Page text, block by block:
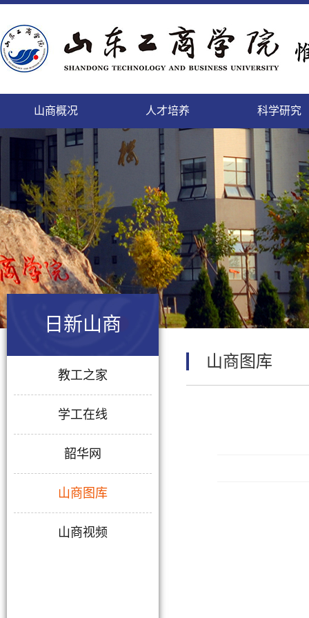
山商概况
精神文明的校园，培养人才的学园
个性发展的乐园，陶冶情操的花园
山商
人才培养
致天下之治者在人才
师者，教之以事而喻诸德
本科生
科学研究
科学研究的进展及其日益扩
充的领域将唤起我们的希望
科研
登高而望远，临海而心阔
依山傍海的她，美景如画，恰如你的风华
正茂
本科生
缓缓西风来，渐渐东风暖
携手赢天下，同创新未来
国内
勤于道义,刚健而日新
这日新月异的变化,来自我们对美好的执着
追求
教工
面朝大海，静待你来
这里有你我最美的梦
人事
微笑最具魅力
细节成就完美
后勤
日新山商
教工之家
学工在线
韶华网
山商图库
山商视频
山商图库